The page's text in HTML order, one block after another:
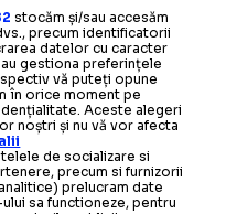
stocăm și/sau accesăm
precum identificatorii
datelor cu caracter
gestiona preferințele
vă puteți opune
în orice moment pe
Aceste alegeri
noștri și nu vă vor afecta
de socializare si
precum si furnizorii
prelucram date
sa functioneze, pentru